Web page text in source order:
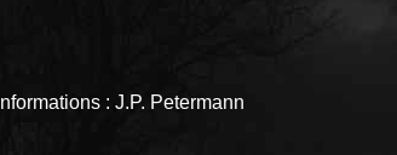
Informations : J.P. Petermann